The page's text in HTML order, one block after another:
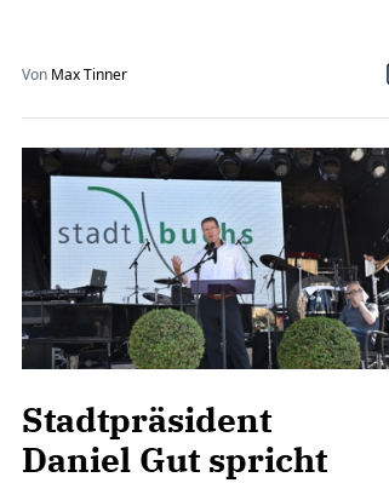
Von Max Tinner
Stadtpräsident
Daniel Gut spricht